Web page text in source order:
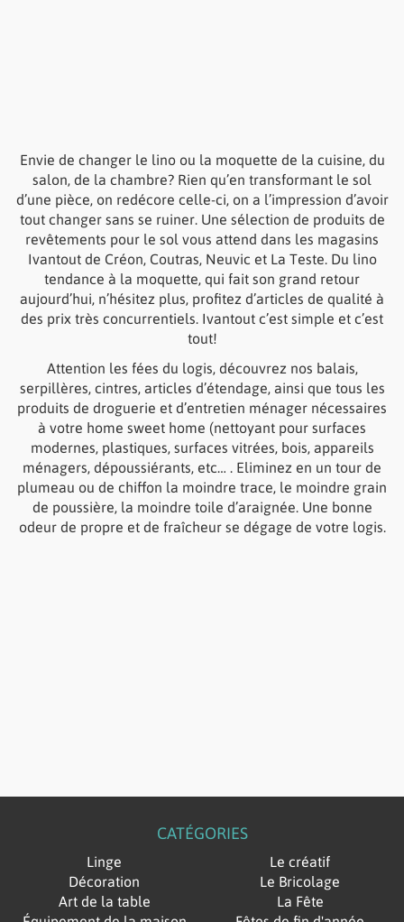
Envie de changer le lino ou la moquette de la cuisine, du
salon, de la chambre? Rien qu’en transformant le sol
d’une pièce, on redécore celle-ci, on a l’impression d’avoir
tout changer sans se ruiner. Une sélection de produits de
revêtements pour le sol vous attend dans les magasins
Ivantout de Créon, Coutras, Neuvic et La Teste. Du lino
tendance à la moquette, qui fait son grand retour
aujourd’hui, n’hésitez plus, profitez d’articles de qualité à
des prix très concurrentiels. Ivantout c’est simple et c’est
tout!
Attention les fées du logis, découvrez nos balais,
serpillères, cintres, articles d’étendage, ainsi que tous les
produits de droguerie et d’entretien ménager nécessaires
à votre home sweet home (nettoyant pour surfaces
modernes, plastiques, surfaces vitrées, bois, appareils
ménagers, dépoussiérants, etc… . Eliminez en un tour de
plumeau ou de chiffon la moindre trace, le moindre grain
de poussière, la moindre toile d’araignée. Une bonne
odeur de propre et de fraîcheur se dégage de votre logis.
CATÉGORIES
Linge
Décoration
Art de la table
Le créatif
Le Bricolage
La Fête